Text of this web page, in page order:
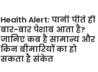
Health Alert: पानी पीते ही
बार-बार पेशाब आता है?
जानिए कब है सामान्य और
किन बीमारियों का हो
सकता है संकेत